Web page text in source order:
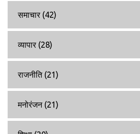
समाचार (42)
व्यापार (28)
राजनीति (21)
मनोरंजन (21)